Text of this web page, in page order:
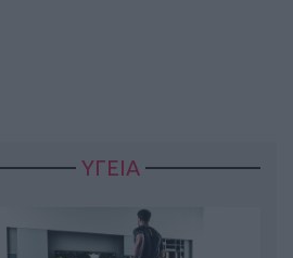
ΥΓΕΙΑ